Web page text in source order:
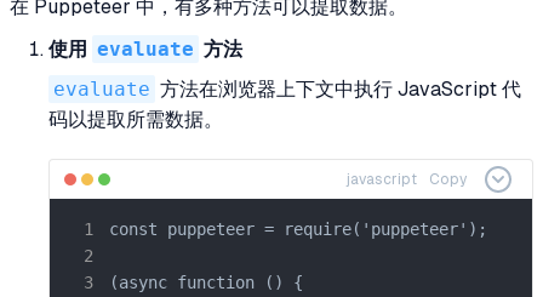
在 Puppeteer 中，有多种方法可以提取数据。
使用 evaluate 方法
evaluate 方法在浏览器上下文中执行 JavaScript 代
码以提取所需数据。
javascript Copy
const puppeteer = require('puppeteer');
(async function () {